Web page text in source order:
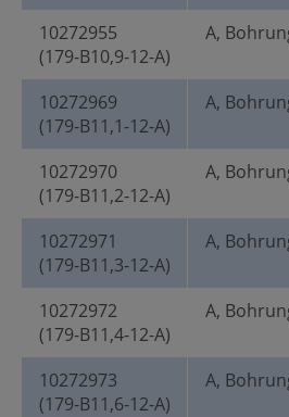
10272955
(179-B10,9-12-A)
A,
10272969
(179-B11,1-12-A)
A,
10272970
(179-B11,2-12-A)
A,
10272971
(179-B11,3-12-A)
A,
10272972
(179-B11,4-12-A)
A,
10272973
(179-B11,6-12-A)
A,